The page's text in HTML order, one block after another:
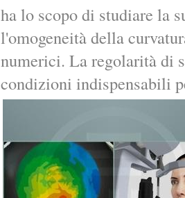
ha lo scopo di studiare la
l'omogeneità della
numerici. La regolarità di
condizioni indispensabili